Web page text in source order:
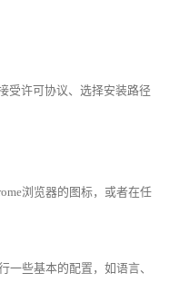
受许可协议、选择安装路径
浏览器的图标，或者在任
一些基本的配置，如语言、